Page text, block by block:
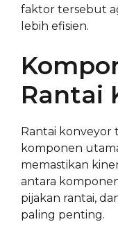
faktor tersebut
lebih efisien.
Rantai
Rantai konveyor
komponen
memastikan
antara
pijakan rantai,
paling penting.